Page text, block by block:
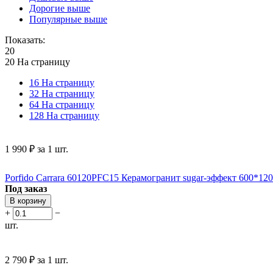
Дорогие выше
Популярные выше
Показать:
20
20 На страницу
16 На страницу
32 На страницу
64 На страницу
128 На страницу
1 990 ₽ за 1 шт.
Porfido Carrara 60120PFC15 Керамогранит sugar-эффект
Под заказ
В корзину
+
−
шт.
2 790 ₽ за 1 шт.